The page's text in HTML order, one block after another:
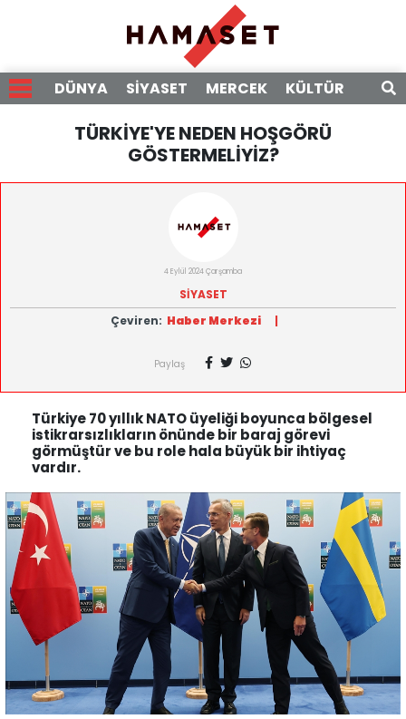
DÜNYA SİYASET MERCEK KÜLTÜR
TÜRKİYE'YE NEDEN HOŞGÖRÜ
GÖSTERMELİYİZ?
4 Eylül 2024 Çarşamba
SİYASET
Çeviren: Haber Merkezi |
Paylaş
Türkiye 70 yıllık NATO üyeliği boyunca bölgesel
istikrarsızlıkların önünde bir baraj görevi
görmüştür ve bu role hala büyük bir ihtiyaç
vardır.